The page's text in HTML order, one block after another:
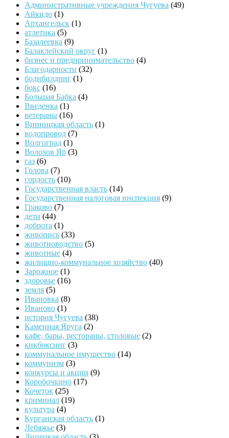
Административные учреждения Чугуева (49)
Айкидо (1)
Архангельск (1)
атлетика (5)
Базалеевка (9)
Балаклейский округ (1)
бизнес и предпринимательство (4)
Благодарности (32)
бодибилдинг (1)
бокс (16)
Большая Бабка (4)
Введенка (1)
ветераны (16)
Винницкая область (1)
водопровод (7)
Волгоград (1)
Волохов Яр (3)
газ (6)
Голова (7)
гордость (10)
Государственная власть (14)
Государственная налоговая инспекция (9)
Граково (7)
дети (44)
доброта (1)
живопись (33)
животноводство (5)
животные (4)
жилищно-коммунальное хозяйство (40)
Зарожное (1)
здоровье (16)
земля (5)
Ивановка (8)
Иваново (1)
история Чугуева (38)
Каменная Яруга (2)
кафе, бары, рестораны, столовые (2)
кикбоксинг (3)
коммунальное имущество (14)
коммунизм (3)
конкурсы и акции (9)
Коробочкино (17)
Кочеток (25)
криминал (19)
культура (4)
Курганская область (1)
Лебяжье (3)